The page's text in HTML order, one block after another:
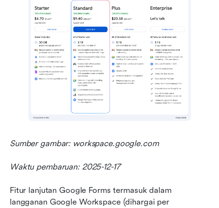
Sumber gambar: workspace.google.com
Waktu pembaruan: 2025-12-17
Fitur lanjutan Google Forms termasuk dalam
langganan Google Workspace (dihargai per